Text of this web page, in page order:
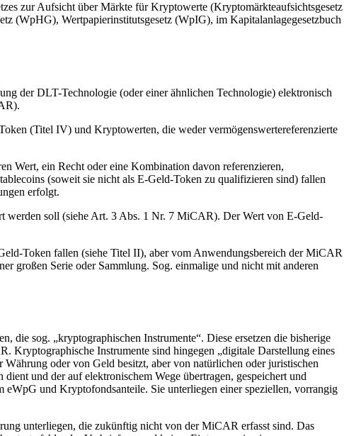
zur Aufsicht über Märkte für Kryptowerte (Kryptomärkteaufsichtsgesetz
(WpHG), Wertpapierinstitutsgesetz (WpIG), im Kapitalanlagegesetzbuch
der DLT-Technologie (oder einer ähnlichen Technologie) elektronisch
(Titel IV) und Kryptowerten, die weder vermögenswertereferenzierte
Wert, ein Recht oder eine Kombination davon referenzieren,
(soweit sie nicht als E-Geld-Token zu qualifizieren sind) fallen
erfolgt.
werden soll (siehe Art. 3 Abs. 1 Nr. 7 MiCAR). Der Wert von E-Geld-
Token fallen (siehe Titel II), aber vom Anwendungsbereich der MiCAR
großen Serie oder Sammlung. Sog. einmalige und nicht mit anderen
sog. „kryptographischen Instrumente“. Diese ersetzen die bisherige
Instrumente sind hingegen „digitale Darstellung eines
oder von Geld besitzt, aber von natürlichen oder juristischen
und der auf elektronischem Wege übertragen, gespeichert und
und Kryptofondsanteile. Sie unterliegen einer speziellen, vorrangig
unterliegen, die zukünftig nicht von der MiCAR erfasst sind. Das